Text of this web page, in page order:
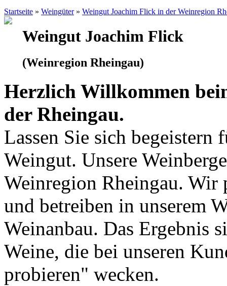
Startseite » Weingüter » Weingut Joachim Flick in der Weinregion
Weingut Joachim Flick
(Weinregion Rheingau)
Herzlich Willkommen
der Rheingau.
Lassen Sie sich begeistern
Weingut. Unsere
Weinregion Rheingau. Wir
und betreiben in unserem
Weinanbau. Das Ergebnis
Weine, die bei unseren
probieren" wecken.